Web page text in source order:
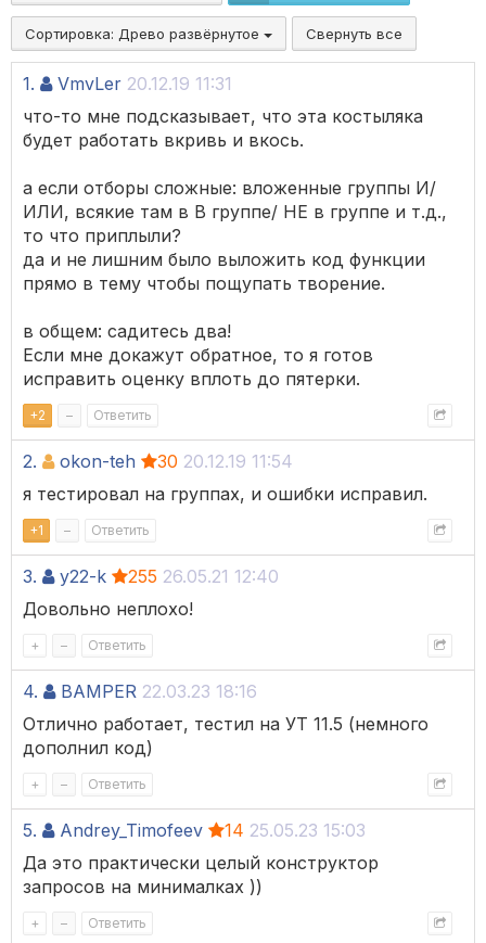
Сортировка: Древо развёрнутое Свернуть все
1. VmvLer 20.12.19 11:31
что-то мне подсказывает, что эта костыляка
будет работать вкривь и вкось.
а если отборы сложные: вложенные группы И/
ИЛИ, всякие там в В группе/ НЕ в группе и т.д.,
то что приплыли?
да и не лишним было выложить код функции
прямо в тему чтобы пощупать творение.
в общем: садитесь два!
Если мне докажут обратное, то я готов
исправить оценку вплоть до пятерки.
+2 – Ответить
2. okon-teh 30 20.12.19 11:54
я тестировал на группах, и ошибки исправил.
+1 – Ответить
3. y22-k 255 26.05.21 12:40
Довольно неплохо!
+ – Ответить
4. BAMPER 22.03.23 18:16
Отлично работает, тестил на УТ 11.5 (немного
дополнил код)
+ – Ответить
5. Andrey_Timofeev 14 25.05.23 15:03
Да это практически целый конструктор
запросов на минималках ))
+ – Ответить